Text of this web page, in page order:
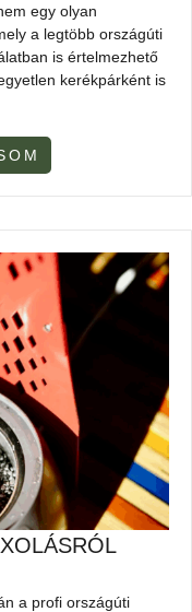
egy olyan
a legtöbb országúti
is értelmezhető
kerékpárként is
a profi országúti